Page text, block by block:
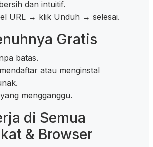
dan intuitif.
URL → klik Unduh → selesai.
Gratis
batas.
atau menginstal
mengganggu.
di Semua
& Browser